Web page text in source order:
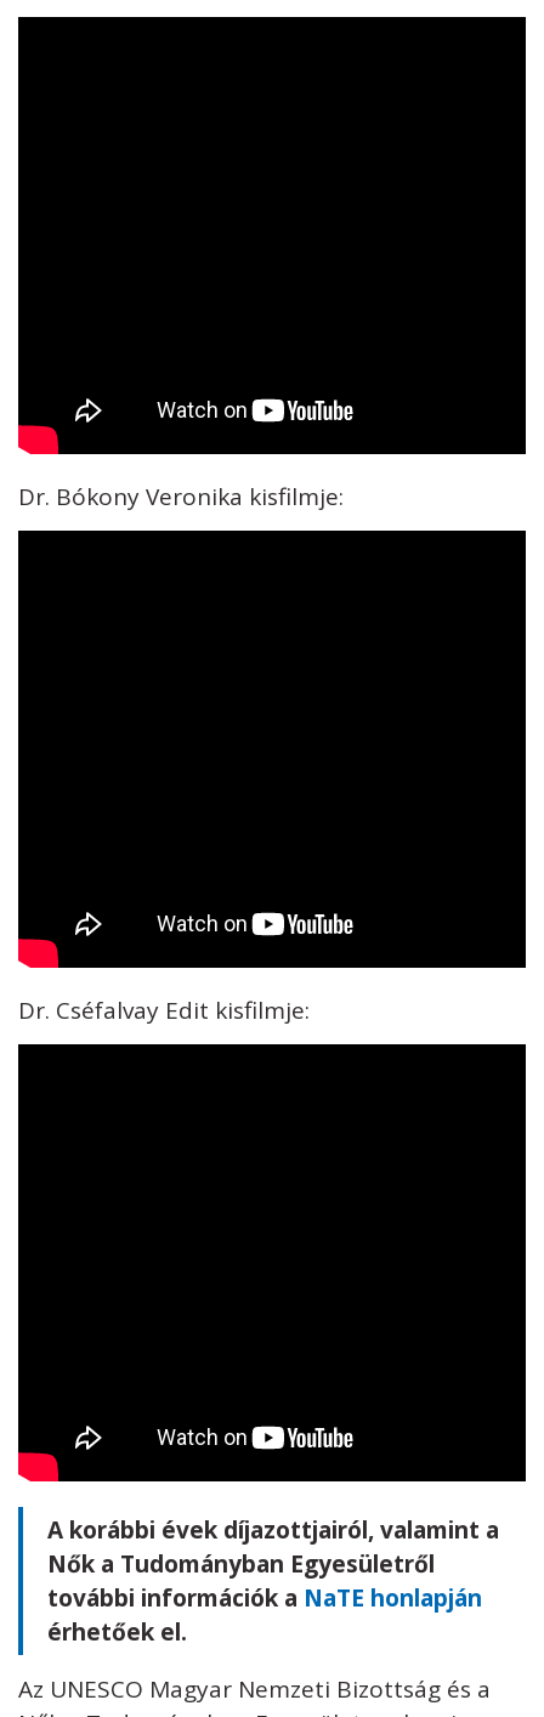
Dr. Bókony Veronika kisfilmje:
Dr. Cséfalvay Edit kisfilmje:
A korábbi évek díjazottjairól, valamint a
Nők a Tudományban Egyesületről
további információk a NaTE honlapján
érhetőek el.
Az UNESCO Magyar Nemzeti Bizottság és a